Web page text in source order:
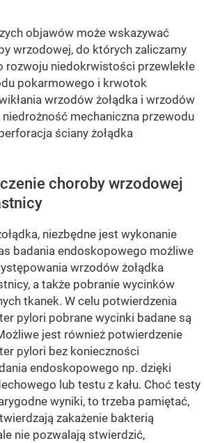
objawów może wskazywać
wrzodowej, do których zaliczamy
rozwoju niedokrwistości przewlekłe
pokarmowego i krwotok
wrzodów żołądka i wrzodów
mechaniczna przewodu
ściany żołądka
choroby wrzodowej
niezbędne jest wykonanie
badania endoskopowego możliwe
wrzodów żołądka
a także pobranie wycinków
tkanek. W celu potwierdzenia
pylori pobrane wycinki badane są
jest również potwierdzenie
pylori bez konieczności
endoskopowego np. dzięki
lub testu z kału. Choć testy
wyniki, to trzeba pamiętać,
zakażenie bakterią
nie pozwalają stwierdzić,